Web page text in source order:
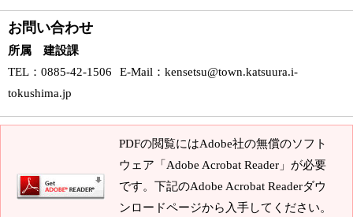
お問い合わせ
所属 建設課
TEL ：0885-42-1506 E-Mail ： kensetsu@town.katsuura.i-
tokushima.jp
PDFの閲覧にはAdobe社の無償のソフト
ウェア「Adobe Acrobat Reader」が必要
です。下記のAdobe Acrobat Readerダウ
ンロードページから入手してください。